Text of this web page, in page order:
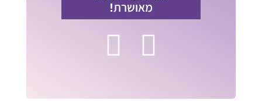
מאושרת!